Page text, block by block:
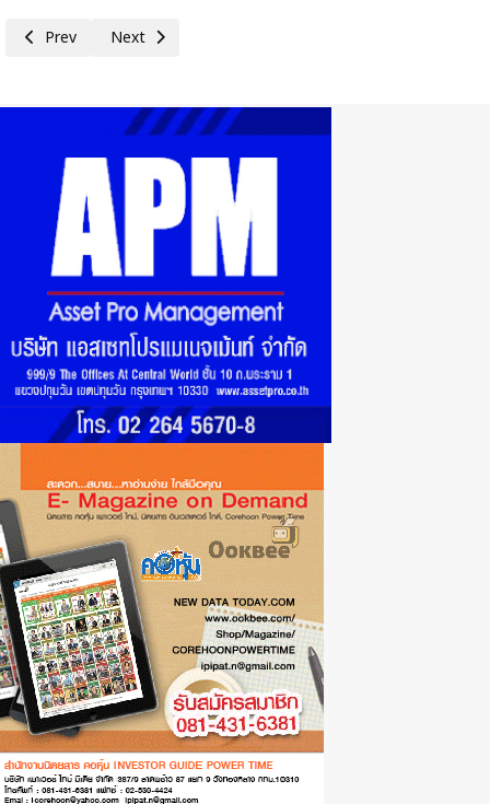
Previous article: รัฐบาลย้ำ'เที่ยวดีมีคืน' เหลือเวลาอีกไม่มากแล้ว จูงใจประช
Prev Next article: ครม.เห็นชอบผ่อนผันใช้พื้นที่ลุ่มน้ำชั้น 1 เอ–1 บี ใ
Next